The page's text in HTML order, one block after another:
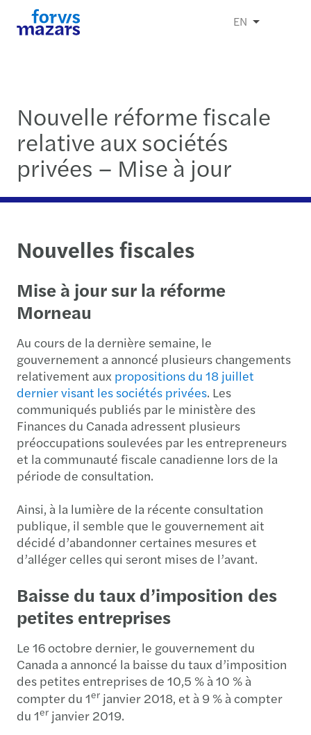
EN
Nouvelle réforme fiscale
relative aux sociétés
privées – Mise à jour
Nouvelles fiscales
Mise à jour sur la réforme
Morneau
Au cours de la dernière semaine, le
gouvernement a annoncé plusieurs changements
relativement aux propositions du 18 juillet
dernier visant les sociétés privées. Les
communiqués publiés par le ministère des
Finances du Canada adressent plusieurs
préoccupations soulevées par les entrepreneurs
et la communauté fiscale canadienne lors de la
période de consultation.
Ainsi, à la lumière de la récente consultation
publique, il semble que le gouvernement ait
décidé d’abandonner certaines mesures et
d’alléger celles qui seront mises de l’avant.
Baisse du taux d’imposition des
petites entreprises
Le 16 octobre dernier, le gouvernement du
Canada a annoncé la baisse du taux d’imposition
des petites entreprises de 10,5 % à 10 % à
compter du 1er janvier 2018, et à 9 % à compter
du 1er janvier 2019.